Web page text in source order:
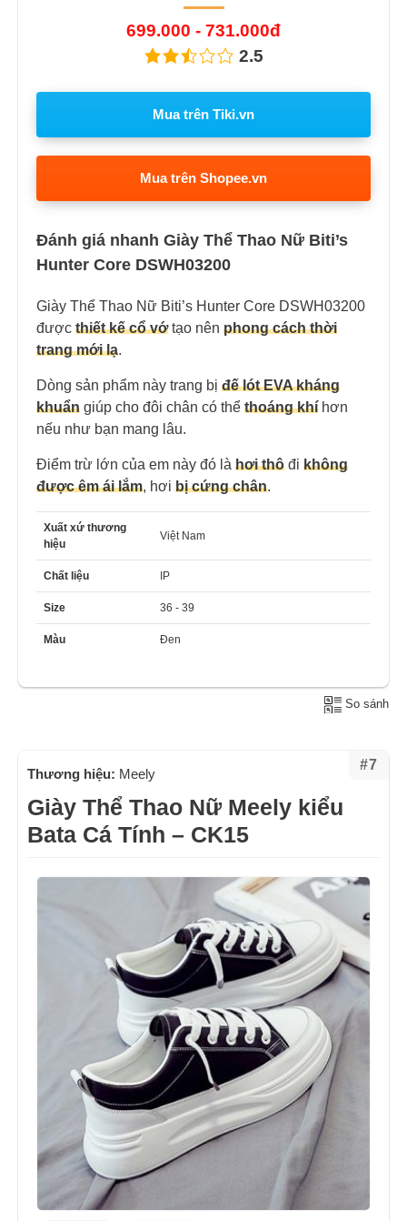
699.000 - 731.000đ
2.5
Mua trên Tiki.vn
Mua trên Shopee.vn
Đánh giá nhanh Giày Thể Thao Nữ Biti’s
Hunter Core DSWH03200
Giày Thể Thao Nữ Biti’s Hunter Core DSWH03200
được thiết kế cổ vớtạo nên phong cách thời
trang mới lạ.
Dòng sản phẩm này trang bị đế lót EVA kháng
khuẩn giúp cho đôi chân có thể thoáng khí hơn
nếu như bạn mang lâu.
Điểm trừ lớn của em này đó là hơi thô đi không
được êm ái lắm, hơi bị cứng chân.
Xuất xứ thương
hiệu
Việt Nam
Chất liệu IP
Size 36 - 39
Màu Đen
So sánh
#7
Thương hiệu: Meely
Giày Thể Thao Nữ Meely kiểu
Bata Cá Tính – CK15